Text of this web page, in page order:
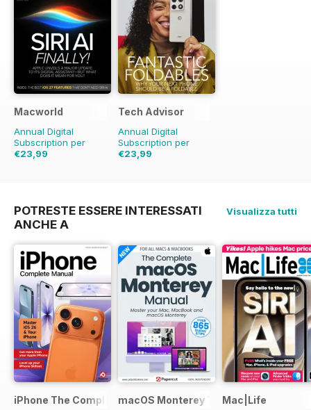
Macworld
Annual Digital
Subscription per
€23,99
Tech Advisor
Annual Digital
Subscription per
€23,99
POTRESTE ESSERE INTERESSATI
ANCHE A
Visualizza tutti
iPhone The Complete ManualmacOS Monterey The Complete
Mac|Life